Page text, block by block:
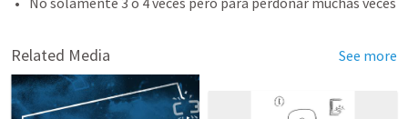
Related Media See more